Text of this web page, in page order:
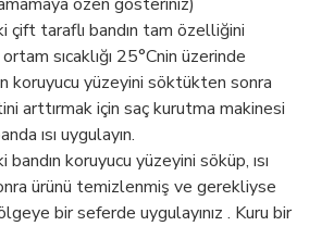
çift taraflı bandın tam özelliğini
sıcaklığı 25°Cnin üzerinde
koruyucu yüzeyini söktükten sonra
arttırmak için saç kurutma makinesi
ısı uygulayın.
bandın koruyucu yüzeyini söküp, ısı
ürünü temizlenmiş ve gerekliyse
bir seferde uygulayınız . Kuru bir